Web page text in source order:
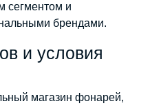
сегментом и
брендами.
и условия
магазин фонарей,